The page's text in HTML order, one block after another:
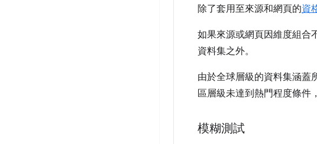
除了套用至來源和網頁的資
如果來源或網頁因維度組合
資料集之外。
由於全球層級的資料集涵蓋
區層級未達到熱門程度條件
模糊測試